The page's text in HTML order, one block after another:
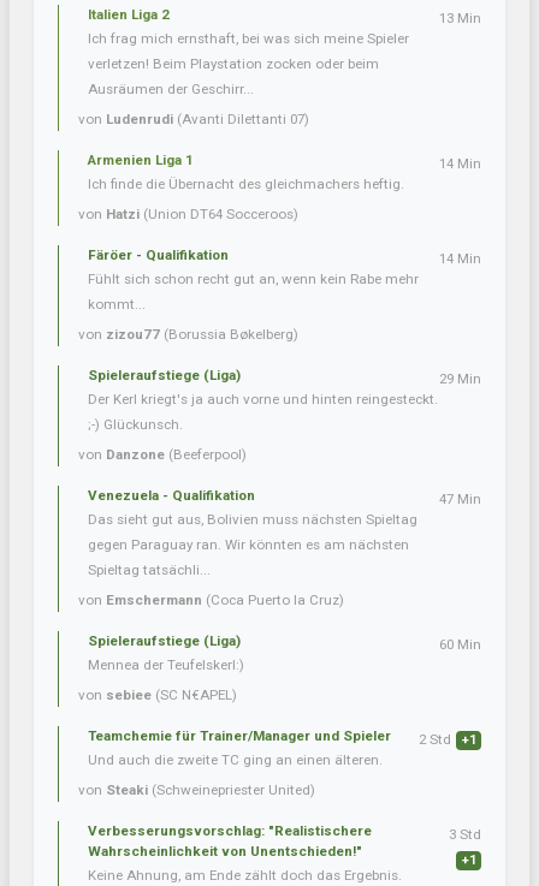
Italien Liga 2
Ich frag mich ernsthaft, bei was sich meine Spieler
verletzen! Beim Playstation zocken oder beim
Ausräumen der Geschirr...
von Ludenrudi (Avanti Dilettanti 07)
13 Min
Armenien Liga 1
Ich finde die Übernacht des gleichmachers heftig.
von Hatzi (Union DT64 Socceroos)
14 Min
Färöer - Qualifikation
Fühlt sich schon recht gut an, wenn kein Rabe mehr
kommt...
von zizou77 (Borussia Bøkelberg)
14 Min
Spieleraufstiege (Liga)
Der Kerl kriegt's ja auch vorne und hinten reingesteckt.
;-) Glückunsch.
von Danzone (Beeferpool)
29 Min
Venezuela - Qualifikation
Das sieht gut aus, Bolivien muss nächsten Spieltag
gegen Paraguay ran. Wir könnten es am nächsten
Spieltag tatsächli...
von Emschermann (Coca Puerto la Cruz)
47 Min
Spieleraufstiege (Liga)
Mennea der Teufelskerl:)
von sebiee (SC N€APEL)
60 Min
Teamchemie für Trainer/Manager und Spieler
Und auch die zweite TC ging an einen älteren.
von Steaki (Schweinepriester United)
2 Std +1
Verbesserungsvorschlag: "Realistischere
Wahrscheinlichkeit von Unentschieden!"
Keine Ahnung, am Ende zählt doch das Ergebnis.
3 Std
+1